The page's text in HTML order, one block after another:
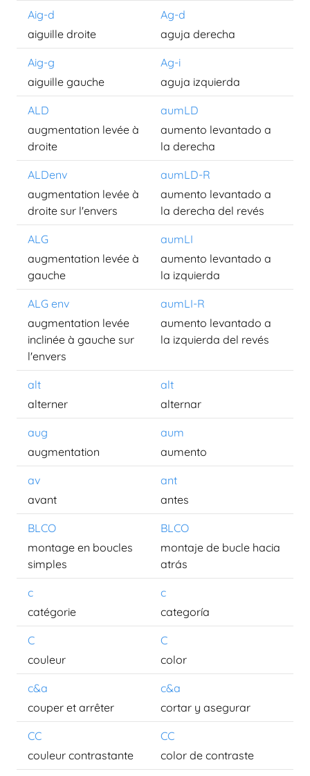
Aig-d
Ag-d
aiguille droite
aguja derecha
Aig-g
Ag-i
aiguille gauche
aguja izquierda
ALD
aumLD
augmentation levée à
droite
aumento levantado a
la derecha
ALDenv
aumLD-R
augmentation levée à
droite sur l'envers
aumento levantado a
la derecha del revés
ALG
aumLI
augmentation levée à
gauche
aumento levantado a
la izquierda
ALG env
aumLI-R
augmentation levée
inclinée à gauche sur
l'envers
aumento levantado a
la izquierda del revés
alt
alt
alterner
alternar
aug
aum
augmentation
aumento
av
ant
avant
antes
BLCO
BLCO
montage en boucles
simples
montaje de bucle hacia
atrás
c
c
catégorie
categoría
C
C
couleur
color
c&a
c&a
couper et arrêter
cortar y asegurar
CC
CC
couleur contrastante
color de contraste